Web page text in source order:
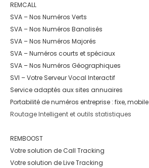
REMCALL
SVA – Nos Numéros Verts
SVA – Nos Numéros Banalisés
SVA – Nos Numéros Majorés
SVA – Numéros courts et spéciaux
SVA – Nos Numéros Géographiques
SVI – Votre Serveur Vocal Interactif
Service adaptés aux sites annuaires
Portabilité de numéros entreprise : fixe, mobile
Routage Intelligent et outils statistiques
REMBOOST
Votre solution de Call Tracking
Votre solution de Live Tracking